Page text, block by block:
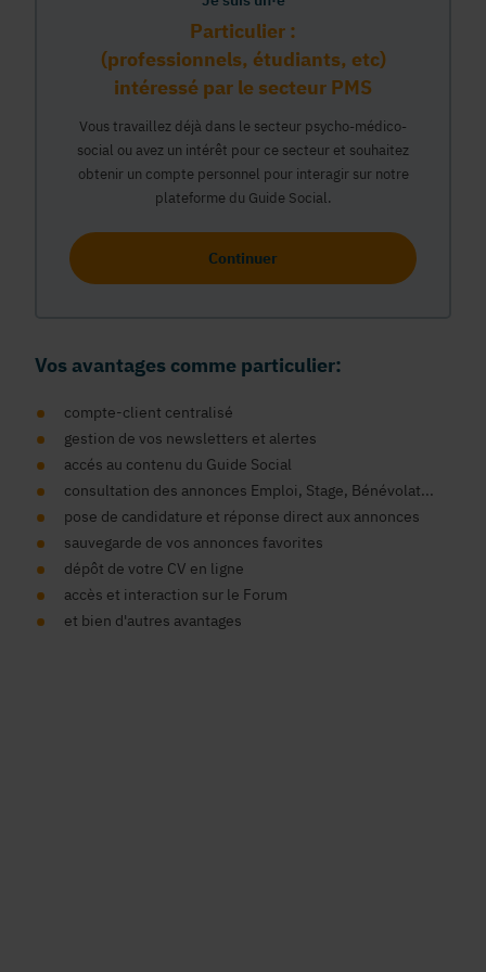
Particulier :
(professionnels, étudiants, etc)
intéressé par le secteur PMS
Vous travaillez déjà dans le secteur psycho-médico-
social ou avez un intérêt pour ce secteur et souhaitez
obtenir un compte personnel pour interagir sur notre
plateforme du Guide Social.
Continuer
Vos avantages comme particulier:
compte-client centralisé
gestion de vos newsletters et alertes
accés au contenu du Guide Social
consultation des annonces Emploi, Stage, Bénévolat...
pose de candidature et réponse direct aux annonces
sauvegarde de vos annonces favorites
dépôt de votre CV en ligne
accès et interaction sur le Forum
et bien d'autres avantages